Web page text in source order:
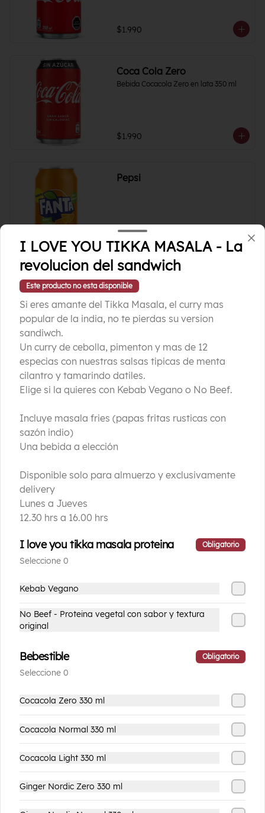
$1.990
Coca Cola Zero
Bebida Cocacola Zero en lata 350 ml
$1.990
Pepsi
$1.990
Sprite Normal
$1.990
Sprite Zero
ACOMPAÑAMIENTO
Mozzarella Cheese Naan (1
un)
$3.990
Conócenos
Ubicación
Términos y condiciones
I LOVE YOU TIKKA MASALA - La
revolucion del sandwich
Este producto no esta disponible
Si eres amante del Tikka Masala, el curry mas
popular de la india, no te pierdas su version
sandiwch.
Un curry de cebolla, pimenton y mas de 12
especias con nuestras salsas tipicas de menta
cilantro y tamarindo datiles.
Elige si la quieres con Kebab Vegano o No Beef.
Incluye masala fries (papas fritas rusticas con
sazón indio)
Una bebida a elección
Disponible solo para almuerzo y exclusivamente
delivery
Lunes a Jueves
12.30 hrs a 16.00 hrs
I love you tikka masala proteina Obligatorio
Seleccione 0
Kebab Vegano
No Beef - Proteina vegetal con sabor y textura
original
Bebestible Obligatorio
Seleccione 0
Cocacola Zero 330 ml
Cocacola Normal 330 ml
Cocacola Light 330 ml
Ginger Nordic Zero 330 ml